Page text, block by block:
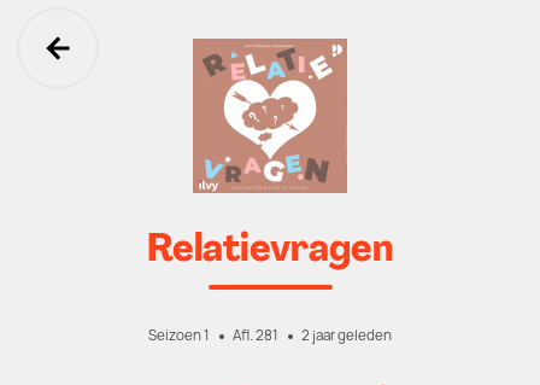
Ga terug
Relatievragen
Seizoen 1 Afl. 281 2 jaar geleden